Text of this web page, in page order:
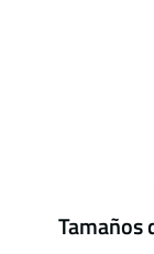
Tamaños